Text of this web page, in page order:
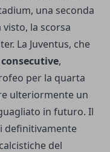
una seconda
la scorsa
La Juventus, che
,
per la quarta
ulteriormente un
in futuro. Il
definitivamente
del